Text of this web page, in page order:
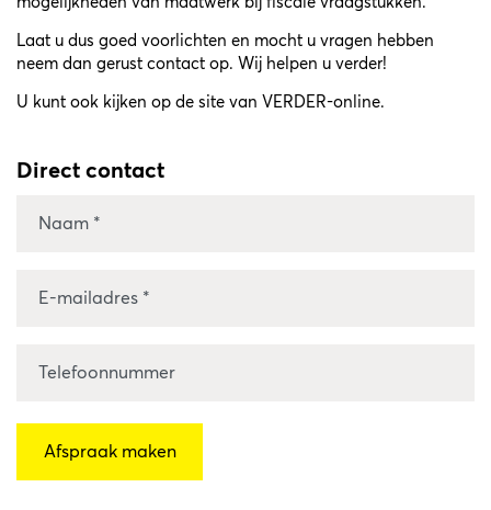
Laat u dus goed voorlichten en mocht u vragen hebben
neem dan gerust contact op. Wij helpen u verder!
U kunt ook kijken op de site van VERDER-online.
Direct contact